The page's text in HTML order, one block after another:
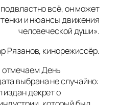
всё, он может
и нюансы движения
человеческой души».
Рязанов, кинорежиссёр.
отмечаем День
выбрана не случайно:
издан декрет о